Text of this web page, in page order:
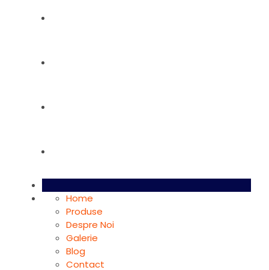
Home
Produse
Despre Noi
Galerie
Blog
Contact